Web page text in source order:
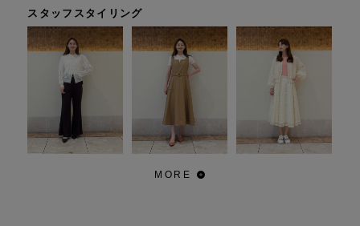
スタッフスタイリング
MORE